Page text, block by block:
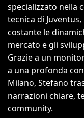
specializzato nella
tecnica di
costante le
mercato e gli
Grazie a un
a una profonda
Milano, Stefano
narrazioni chiare,
community.